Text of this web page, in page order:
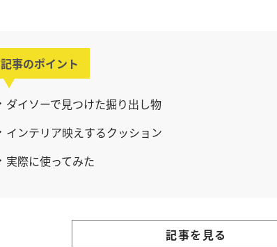
記事のポイント
ダイソーで見つけた掘り出し物
インテリア映えするクッション
実際に使ってみた
記事を見る